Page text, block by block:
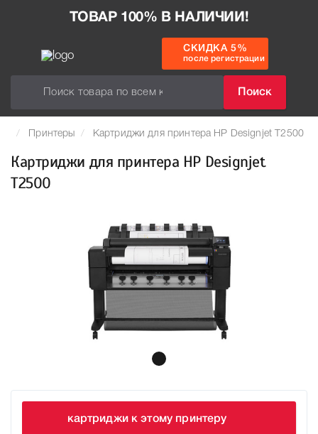
ТОВАР 100% В НАЛИЧИИ!
Поиск
СКИДКА 5%
после регистрации
Принтеры Картриджи для принтера HP Designjet T2500
Картриджи для принтера HP Designjet
T2500
картриджи к этому принтеру